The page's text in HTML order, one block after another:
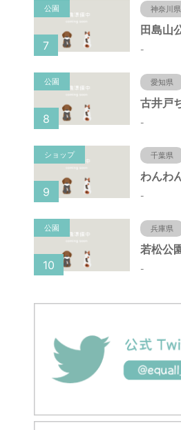
公園 神奈川県
-
7
公園 愛知県
-
8
ショップ 千葉県
-
9
公園 兵庫県
-
10